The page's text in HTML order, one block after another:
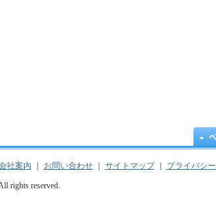
社案内 お問い合わせ｜ サイトマップ｜ プライバシ
rights reserved.